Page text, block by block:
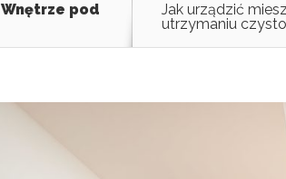
Wnętrze pod
Jak urządzić
utrzymaniu